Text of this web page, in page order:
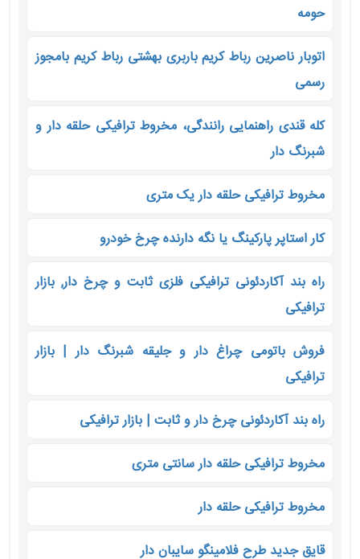
حومه
اتوبار ناصرین رباط کریم باربری بهشتی رباط کریم بامجوز
رسمی
کله قندی راهنمایی رانندگی، مخروط ترافیکی حلقه دار و
شبرنگ دار
مخروط ترافیکی حلقه دار یک متری
کار استاپر پارکینگ یا نگه دارنده چرخ خودرو
راه بند آکاردئونی ترافیکی فلزی ثابت و چرخ دار, بازار
ترافیکی
فروش باتومی چراغ دار و جلیقه شبرنگ دار | بازار
ترافیکی
راه بند آکاردئونی چرخ دار و ثابت | بازار ترافیکی
مخروط ترافیکی حلقه دار سانتی متری
مخروط ترافیکی حلقه دار
قایق جدید طرح فلامینگو سایبان دار